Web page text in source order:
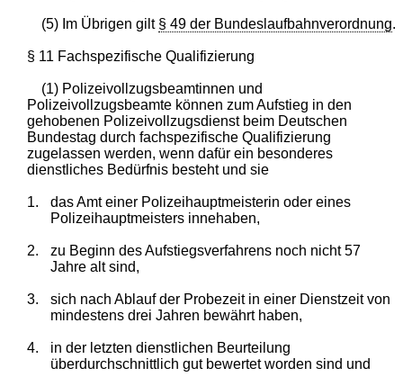
(5) Im Übrigen gilt § 49 der Bundeslaufbahnverordnung.
§ 11 Fachspezifische Qualifizierung
(1) Polizeivollzugsbeamtinnen und
Polizeivollzugsbeamte können zum Aufstieg in den
gehobenen Polizeivollzugsdienst beim Deutschen
Bundestag durch fachspezifische Qualifizierung
zugelassen werden, wenn dafür ein besonderes
dienstliches Bedürfnis besteht und sie
1.
das Amt einer Polizeihauptmeisterin oder eines
Polizeihauptmeisters innehaben,
2.
zu Beginn des Aufstiegsverfahrens noch nicht 57
Jahre alt sind,
3.
sich nach Ablauf der Probezeit in einer Dienstzeit von
mindestens drei Jahren bewährt haben,
4.
in der letzten dienstlichen Beurteilung
überdurchschnittlich gut bewertet worden sind und